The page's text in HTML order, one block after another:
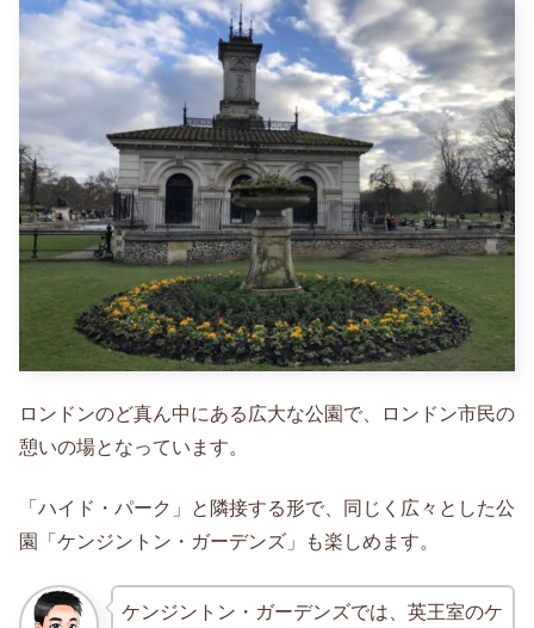
ロンドンのど真ん中にある広大な公園で、ロンドン市民の
憩いの場となっています。
「ハイド・パーク」と隣接する形で、同じく広々とした公
園「ケンジントン・ガーデンズ」も楽しめます。
ケンジントン・ガーデンズでは、英王室のケ